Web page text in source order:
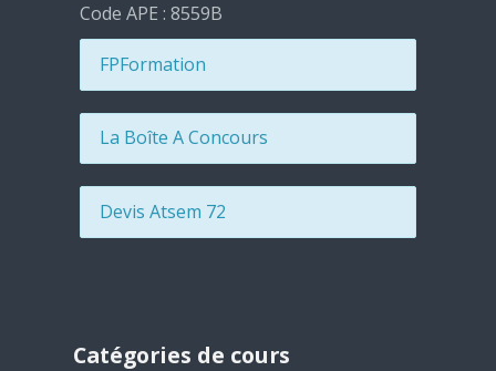
Code APE : 8559B
FPFormation
La Boîte A Concours
Devis Atsem 72
Catégories de cours